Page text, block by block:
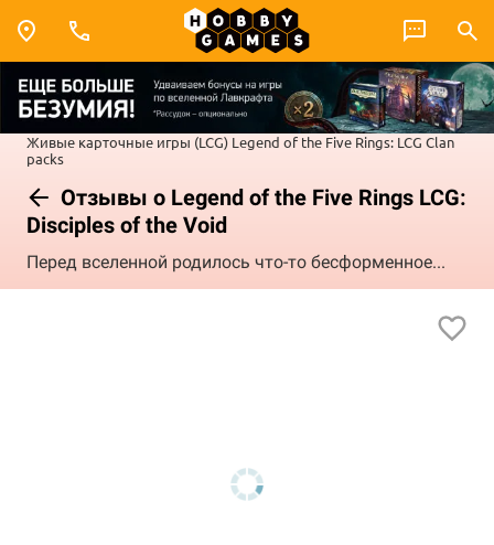
Живые карточные игры (LCG) Legend of the Five Rings: LCG Clan
packs
Отзывы о Legend of the Five Rings LCG:
Disciples of the Void
Перед вселенной родилось что-то бесформенное...